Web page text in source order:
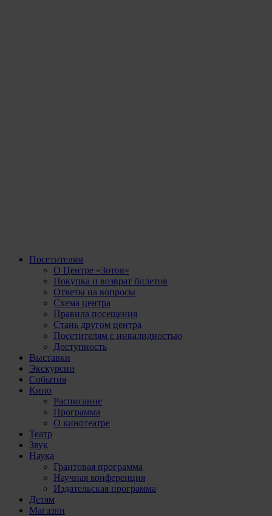
Посетителям
О Центре «Зотов»
Покупка и возврат билетов
Ответы на вопросы
Схема центра
Правила посещения
Стань другом центра
Посетителям с инвалидностью
Доступность
Выставки
Экскурсии
События
Кино
Расписание
Программа
О кинотеатре
Театр
Звук
Наука
Грантовая программа
Научная конференция
Издательская программа
Детям
Магазин